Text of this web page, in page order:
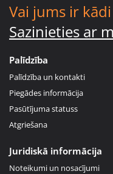
Vai jums ir
Sazinieties ar
Palīdzība
Palīdzība un kontakti
Piegādes informācija
Pasūtījuma statuss
Atgriešana
Juridiskā informācija
Noteikumi un nosacījumi